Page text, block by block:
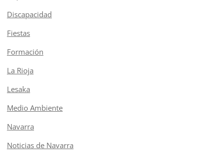
Discapacidad
Fiestas
Formación
La Rioja
Lesaka
Medio Ambiente
Navarra
Noticias de Navarra